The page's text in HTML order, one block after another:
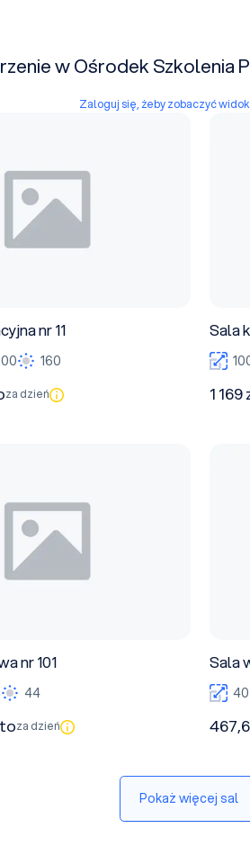
w Ośrodek Szkolenia
Zaloguj się, żeby zobaczyć
nr 11
160
za dzień
Sala
1
nr 101
44
za dzień
Sala
Pokaż więcej sal